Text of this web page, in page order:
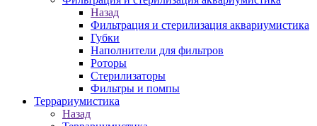
Назад
Фильтрация и стерилизация аквариумистика
Губки
Наполнители для фильтров
Роторы
Стерилизаторы
Фильтры и помпы
Террариумистика
Назад